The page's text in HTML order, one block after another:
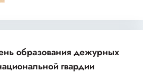
образования дежурных
гвардии